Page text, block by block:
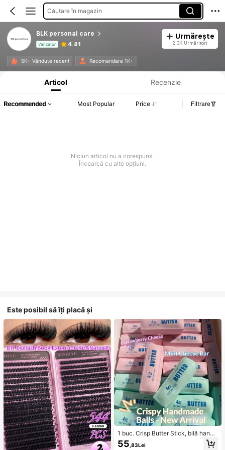
Căutare în magazin
BLK personal care
Vânzător 4.81
Urmărește
2.3K Urmăritori
5K+ Vândute recent Recomandare 1K+
Informații despre produs: Divulgarea prețului, detalii privind vânzările și stocul.
Articol Recenzie
Recommended Most Popular Price Filtrare
Niciun articol nu a corespuns.
Încearcă cu alte opțiuni.
Este posibil să îți placă și
1 buc. Crisp Butter Stick, bilă hand
made pentru eliberarea stresului cu
control vocal, jucărie realistă în for
55 ,83Lei